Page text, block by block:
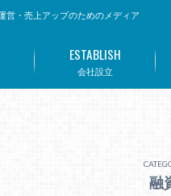
営・売上アップのためのメディア
会社設立
ESTABLISH
融